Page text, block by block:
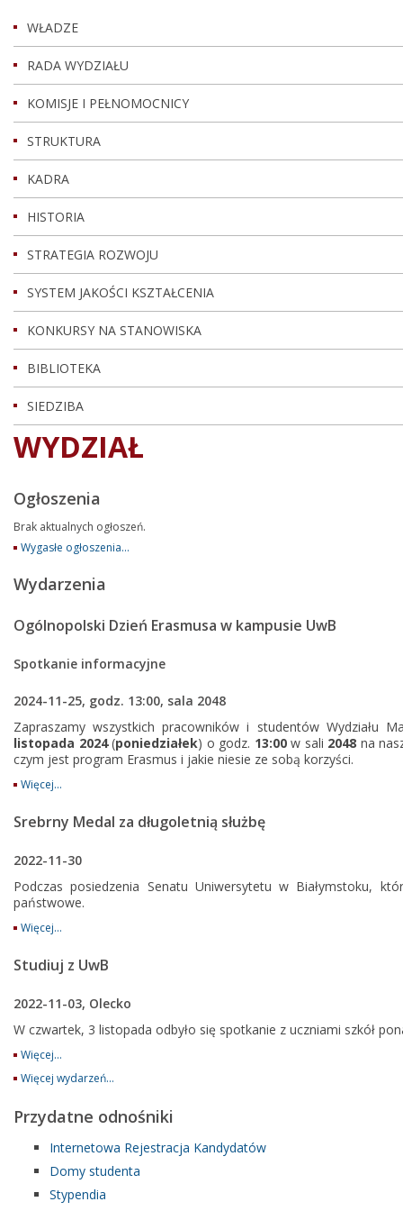
WŁADZE
RADA WYDZIAŁU
KOMISJE I PEŁNOMOCNICY
STRUKTURA
KADRA
HISTORIA
STRATEGIA ROZWOJU
SYSTEM JAKOŚCI KSZTAŁCENIA
KONKURSY NA STANOWISKA
BIBLIOTEKA
SIEDZIBA
WYDZIAŁ
Ogłoszenia
Brak aktualnych ogłoszeń.
Wygasłe ogłoszenia...
Wydarzenia
Ogólnopolski Dzień Erasmusa w kampusie UwB
Spotkanie informacyjne
2024-11-25, godz. 13:00, sala 2048
Zapraszamy wszystkich pracowników i studentów Wydziału
listopada 2024(poniedziałek) o godz. 13:00w sali 2048 na
czym jest program Erasmus i jakie niesie ze sobą korzyści.
Więcej...
Srebrny Medal za długoletnią służbę
2022-11-30
Podczas posiedzenia Senatu Uniwersytetu w Białymstoku,
państwowe.
Więcej...
Studiuj z UwB
2022-11-03, Olecko
W czwartek, 3 listopada odbyło się spotkanie z uczniami szkół
Więcej...
Więcej wydarzeń...
Przydatne odnośniki
Internetowa Rejestracja Kandydatów
Domy studenta
Stypendia